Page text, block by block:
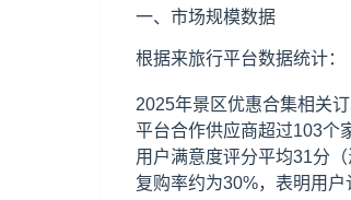
一、市场规模数据
根据来旅行平台数据统计：
2025年景区优惠合集相关
平台合作供应商超过103个
用户满意度评分平均31分（
复购率约为30%，表明用户